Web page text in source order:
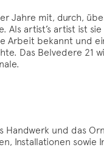
Jahre mit, durch,
Als artist’s artist ist
Arbeit bekannt und
Das Belvedere 21
und das
Installationen